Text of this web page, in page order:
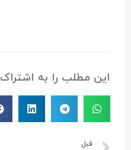
این مطلب را به اشتراک
قبل